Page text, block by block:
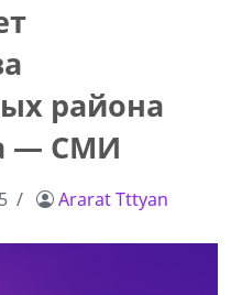
района
— СМИ
Ararat Tttyan